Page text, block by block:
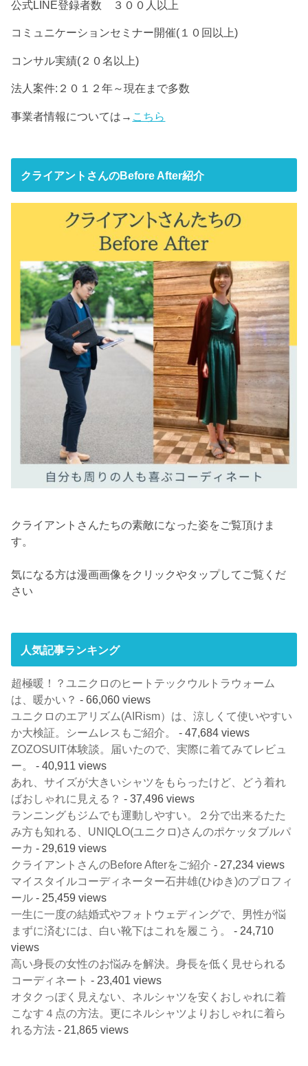
公式LINE登録者数 ３００人以上
コミュニケーションセミナー開催(１０回以上)
コンサル実績(２０名以上)
法人案件:２０１２年～現在まで多数
事業者情報については→ こちら
クライアントさんのBefore After紹介
クライアントさんたちの素敵になった姿をご覧頂けま
す。
気になる方は漫画画像をクリックやタップしてご覧くだ
さい
人気記事ランキング
超極暖！？ユニクロのヒートテックウルトラウォーム
は、暖かい？ - 66,060 views
ユニクロのエアリズム(AIRism）は、涼しくて使いやすい
か大検証。シームレスもご紹介。
- 47,684 views
ZOZOSUIT体験談。届いたので、実際に着てみてレビュ
ー。
- 40,911 views
あれ、サイズが大きいシャツをもらったけど、どう着れ
ばおしゃれに見える？ - 37,496 views
ランニングもジムでも運動しやすい。２分で出来るたた
み方も知れる、UNIQLO(ユニクロ)さんのポケッタブルパ
ーカ - 29,619 views
クライアントさんのBefore Afterをご紹介 - 27,234 views
マイスタイルコーディネーター石井雄(ひゆき)のプロフィ
ール - 25,459 views
一生に一度の結婚式やフォトウェディングで、男性が悩
まずに済むには、白い靴下はこれを履こう。
- 24,710
views
高い身長の女性のお悩みを解決。身長を低く見せられる
コーディネート - 23,401 views
オタクっぽく見えない、ネルシャツを安くおしゃれに着
こなす４点の方法。更にネルシャツよりおしゃれに着ら
れる方法 - 21,865 views